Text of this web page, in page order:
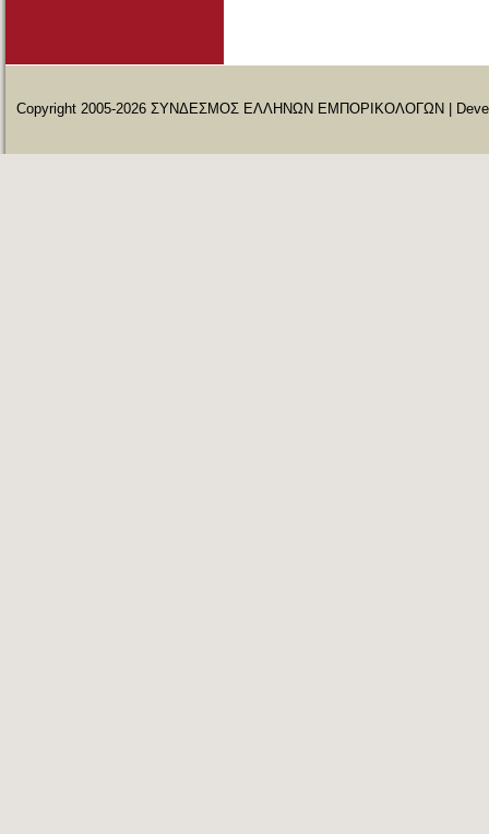
Copyright 2005-2026 ΣΥΝΔΕΣΜΟΣ ΕΛΛΗΝΩΝ ΕΜΠΟΡΙΚΟΛΟΓΩΝ |